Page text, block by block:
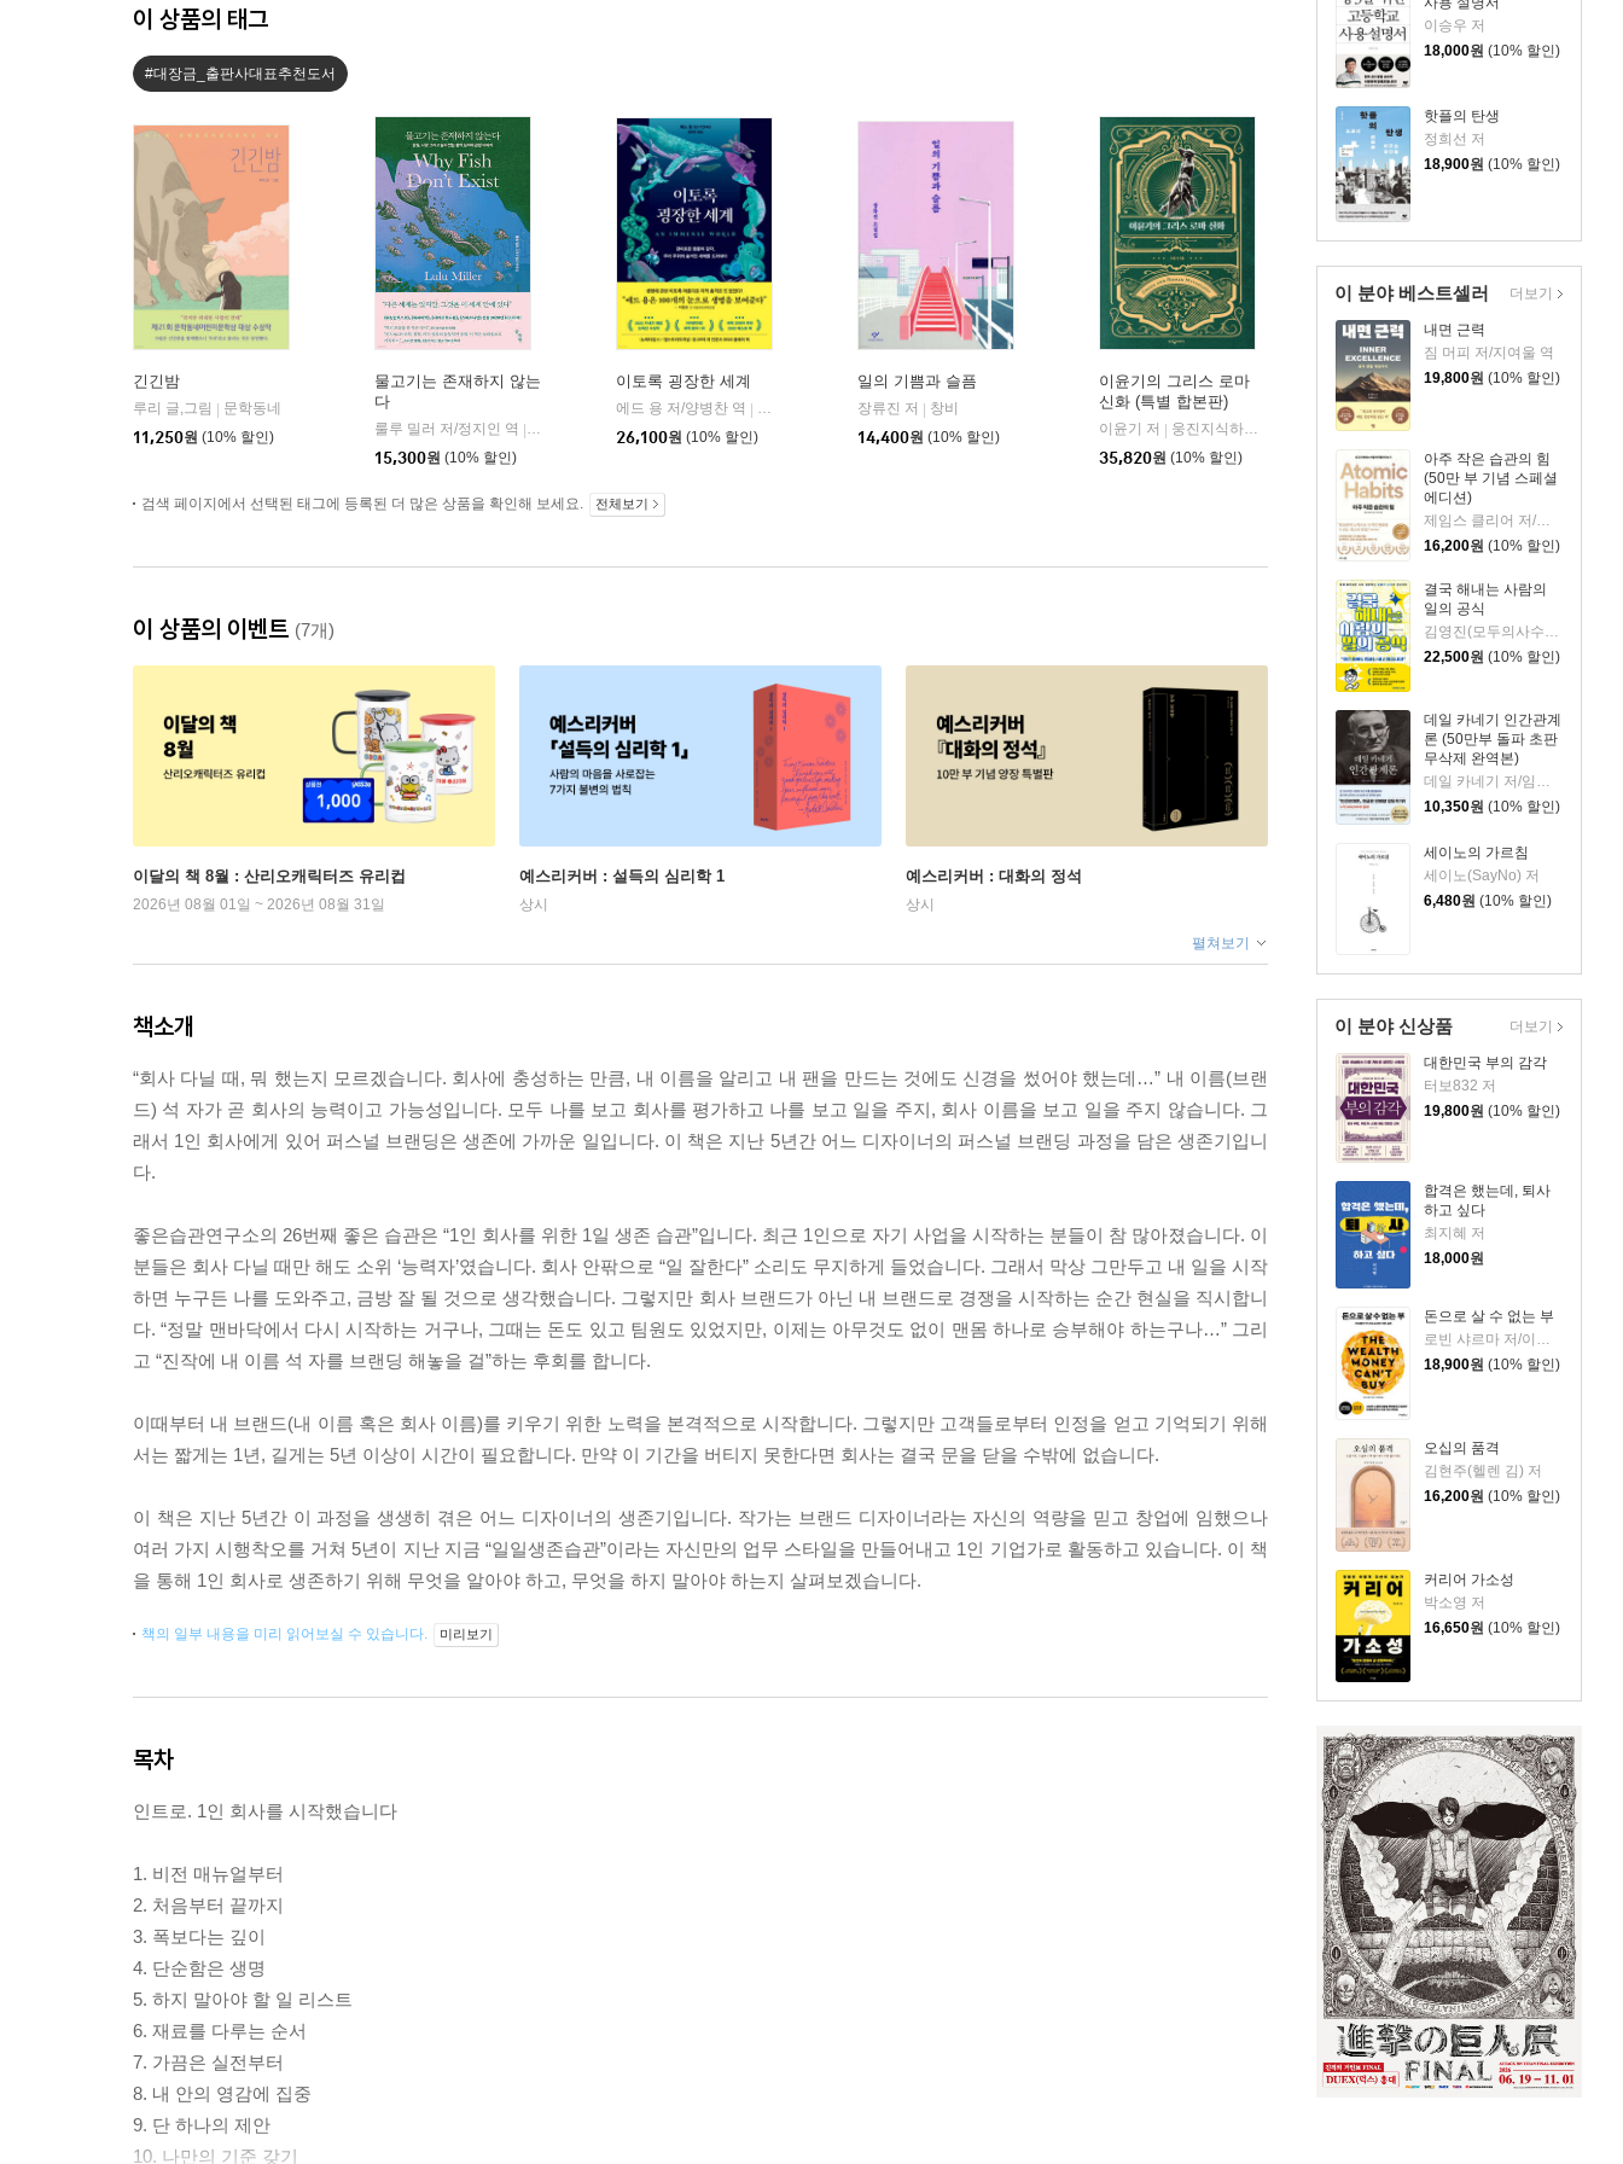
이승우 저
18,000원 (10% 할인)
핫플의 탄생
정희선 저
18,900원 (10% 할인)
이 분야 베스트셀러
내면 근력
짐 머피 저/지여울 역
19,800원 (10% 할인)
아주 작은 습관의 힘
(50만 부 기념 스페셜
에디션)
제임스 클리어 저/이한이 역
16,200원 (10% 할인)
결국 해내는 사람의
일의 공식
김영진(모두의사수) 저
22,500원 (10% 할인)
데일 카네기 인간관계
론 (50만부 돌파 초판
무삭제 완역본)
데일 카네기 저/임상훈 역
10,350원 (10% 할인)
세이노의 가르침
세이노(SayNo) 저
6,480원 (10% 할인)
더보기
이 분야 신상품
대한민국 부의 감각
터보832 저
19,800원 (10% 할인)
합격은 했는데, 퇴사
하고 싶다
최지혜 저
18,000원
돈으로 살 수 없는 부
로빈 샤르마 저/이영래 역
18,900원 (10% 할인)
오십의 품격
김현주(헬렌 김) 저
16,200원 (10% 할인)
커리어 가소성
박소영 저
16,650원 (10% 할인)
더보기
이 상품의 태그
#대장금_출판사대표추천도서
긴긴밤
루리 글,그림
문학동네
11,250원 (10% 할인)
물고기는 존재하지 않는
다
룰루 밀러 저/정지인 역
곰출판
15,300원 (10% 할인)
이토록 굉장한 세계
에드 용 저/양병찬 역
어크로스
26,100원 (10% 할인)
일의 기쁨과 슬픔
장류진 저
창비
14,400원 (10% 할인)
이윤기의 그리스 로마
신화 (특별 합본판)
이윤기 저
웅진지식하우스
35,820원 (10% 할인)
검색 페이지에서 선택된 태그에 등록된 더 많은 상품을 확인해 보세요. 전체보기
이 상품의 이벤트 (7개)
이달의 책 8월 : 산리오캐릭터즈 유리컵
2026년 08월 01일 ~ 2026년 08월 31일
예스리커버 : 설득의 심리학 1
상시
예스리커버 : 대화의 정석
상시
펼쳐보기
책소개
“회사 다닐 때, 뭐 했는지 모르겠습니다. 회사에 충성하는 만큼, 내 이름을 알리고 내 팬을 만드는 것에도 신경을 썼어야 했는데…” 내 이름(브랜
드) 석 자가 곧 회사의 능력이고 가능성입니다. 모두 나를 보고 회사를 평가하고 나를 보고 일을 주지, 회사 이름을 보고 일을 주지 않습니다. 그
래서 1인 회사에게 있어 퍼스널 브랜딩은 생존에 가까운 일입니다. 이 책은 지난 5년간 어느 디자이너의 퍼스널 브랜딩 과정을 담은 생존기입니
다.
좋은습관연구소의 26번째 좋은 습관은 “1인 회사를 위한 1일 생존 습관”입니다. 최근 1인으로 자기 사업을 시작하는 분들이 참 많아졌습니다. 이
분들은 회사 다닐 때만 해도 소위 ‘능력자’였습니다. 회사 안팎으로 “일 잘한다” 소리도 무지하게 들었습니다. 그래서 막상 그만두고 내 일을 시작
하면 누구든 나를 도와주고, 금방 잘 될 것으로 생각했습니다. 그렇지만 회사 브랜드가 아닌 내 브랜드로 경쟁을 시작하는 순간 현실을 직시합니
다. “정말 맨바닥에서 다시 시작하는 거구나, 그때는 돈도 있고 팀원도 있었지만, 이제는 아무것도 없이 맨몸 하나로 승부해야 하는구나…” 그리
고 “진작에 내 이름 석 자를 브랜딩 해놓을 걸”하는 후회를 합니다.
이때부터 내 브랜드(내 이름 혹은 회사 이름)를 키우기 위한 노력을 본격적으로 시작합니다. 그렇지만 고객들로부터 인정을 얻고 기억되기 위해
서는 짧게는 1년, 길게는 5년 이상이 시간이 필요합니다. 만약 이 기간을 버티지 못한다면 회사는 결국 문을 닫을 수밖에 없습니다.
이 책은 지난 5년간 이 과정을 생생히 겪은 어느 디자이너의 생존기입니다. 작가는 브랜드 디자이너라는 자신의 역량을 믿고 창업에 임했으나
여러 가지 시행착오를 거쳐 5년이 지난 지금 “일일생존습관”이라는 자신만의 업무 스타일을 만들어내고 1인 기업가로 활동하고 있습니다. 이 책
을 통해 1인 회사로 생존하기 위해 무엇을 알아야 하고, 무엇을 하지 말아야 하는지 살펴보겠습니다.
책의 일부 내용을 미리 읽어보실 수 있습니다. 미리보기
목차
인트로. 1인 회사를 시작했습니다
1. 비전 매뉴얼부터
2. 처음부터 끝까지
3. 폭보다는 깊이
4. 단순함은 생명
5. 하지 말아야 할 일 리스트
6. 재료를 다루는 순서
7. 가끔은 실전부터
8. 내 안의 영감에 집중
9. 단 하나의 제안
10. 나만의 기준 갖기